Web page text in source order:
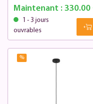
Maintenant :330.00
1 - 3 jours
ouvrables
%